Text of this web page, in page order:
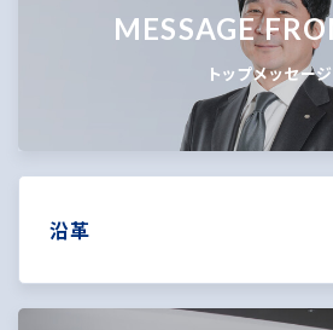
MESSAGE
トップメッセージ
沿革